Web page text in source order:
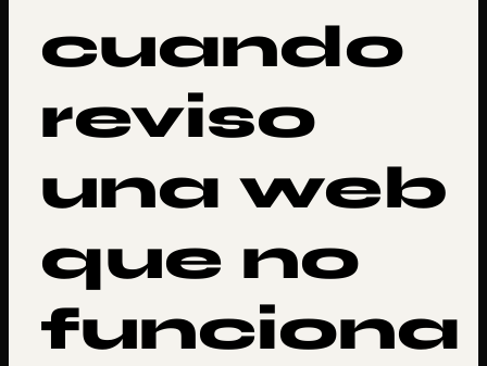
cuando
reviso
una web
que no
funciona